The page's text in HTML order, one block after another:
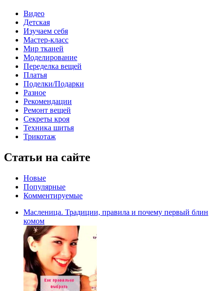
Видео
Детская
Изучаем себя
Мастер-класс
Мир тканей
Моделирование
Переделка вещей
Платья
Поделки/Подарки
Разное
Рекомендации
Ремонт вещей
Секреты кроя
Техника шитья
Трикотаж
Статьи на сайте
Новые
Популярные
Комментируемые
Масленица. Традиции, правила и почему первый блин
комом